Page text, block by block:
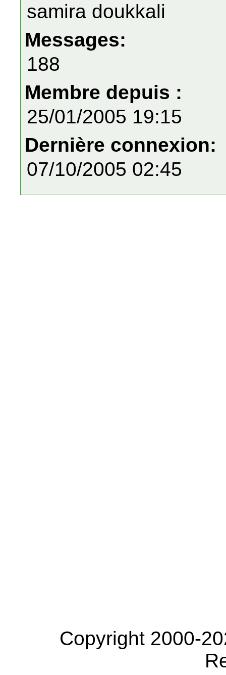
samira doukkali
Messages:
188
Membre depuis :
25/01/2005 19:15
Dernière connexion:
07/10/2005 02:45
Copyright 2000-